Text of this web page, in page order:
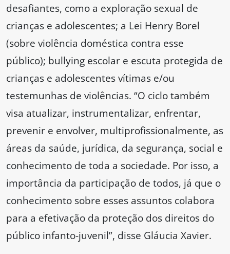
desafiantes, como a exploração sexual de
crianças e adolescentes; a Lei Henry Borel
(sobre violência doméstica contra esse
público); bullying escolar e escuta protegida de
crianças e adolescentes vítimas e/ou
testemunhas de violências. “O ciclo também
visa atualizar, instrumentalizar, enfrentar,
prevenir e envolver, multiprofissionalmente, as
áreas da saúde, jurídica, da segurança, social e
conhecimento de toda a sociedade. Por isso, a
importância da participação de todos, já que o
conhecimento sobre esses assuntos colabora
para a efetivação da proteção dos direitos do
público infanto-juvenil”, disse Gláucia Xavier.